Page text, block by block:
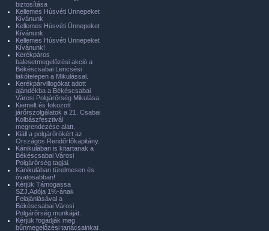
biztosítása
Kellemes Húsvéti Ünnepeket
Kívánunk
Kellemes Húsvéti Ünnepeket
Kívánunk
Kellemes Húsvéti Ünnepeket
Kívánunk!
Kerékpáros
balesetmegelőzési akció a
Békéscsabai Lencsési
lakótelepen a Mikulással.
Kerékpárvillogókat adott
ajándékba a Békéscsabai
Városi Polgárőrség Mikulása.
Kiemelt és fokozott
járőrszolgálatok a 21. Csabai
Kolbászfesztivál
megrendezése alatt.
Kiáll a polgárőrökért az
Országos Rendőrfőkapitány.
Kánikulában is kitartanak a
Békéscsabai Városi
Polgárőrség tagjai.
Kánikulában türelmesen és
óvatosabban!
Kérjük Támogassa
SZJ.Adója 1%-ának
Felajánlásával a
Békéscsabai Városi
Polgárőrség munkáját.
Kérjük fogadják meg
bűnmegelőzési tanácsainkat